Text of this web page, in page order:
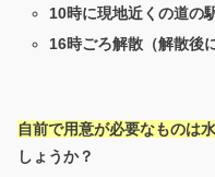
10時に現地近くの道の
16時ごろ解散（解散後
自前で用意が必要なものは
しょうか？